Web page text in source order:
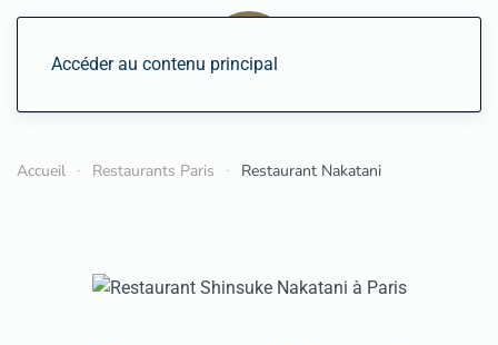
Accéder au contenu principal
Accueil Restaurants Paris Restaurant Nakatani